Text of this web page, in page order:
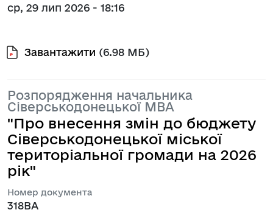
ср, 29 лип 2026 - 18:16
Завантажити (6.98 МБ)
Розпорядження начальника
Сіверськодонецької МВА
"Про внесення змін до бюджету
Сіверськодонецької міської
територіальної громади на 2026
рік"
Номер документа
318ВА